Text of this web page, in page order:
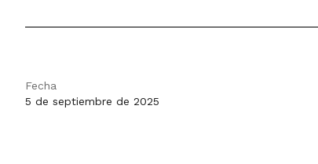
Fecha
5 de septiembre de 2025